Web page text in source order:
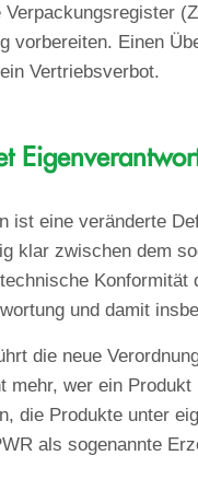
vorbereiten. Einen
Vertriebsverbot.
ist eine veränderte
klar zwischen dem
und damit
die neue
mehr, wer ein
die Produkte unter
als sogenannte